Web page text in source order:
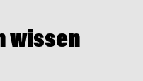
wissen